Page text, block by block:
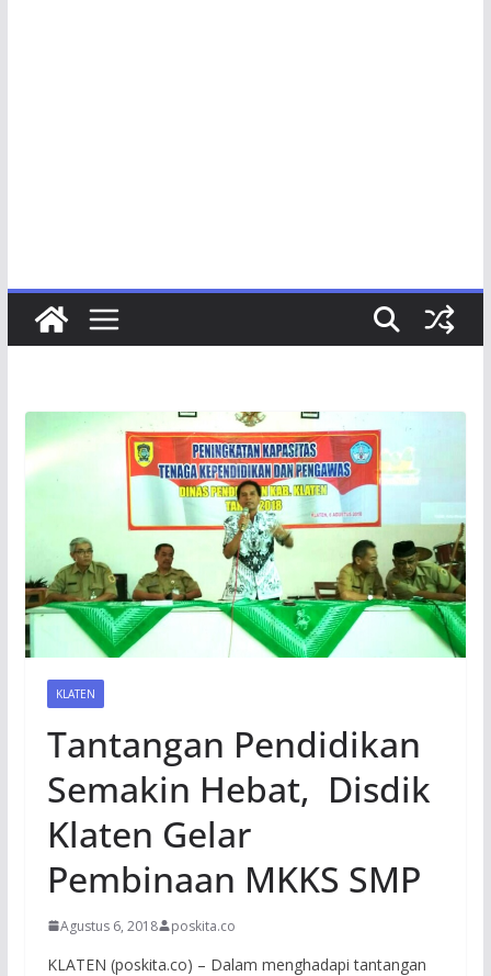
KLATEN
Tantangan Pendidikan
Semakin Hebat, Disdik
Klaten Gelar
Pembinaan MKKS SMP
Agustus 6, 2018 poskita.co
KLATEN (poskita.co) – Dalam menghadapi tantangan